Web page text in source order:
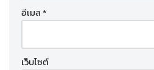
อีเมล*
เว็บไซต์